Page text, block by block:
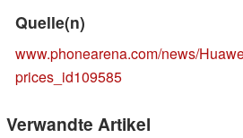
Quelle(n)
www.phonearena.com/news/
prices_id109585
Verwandte Artikel